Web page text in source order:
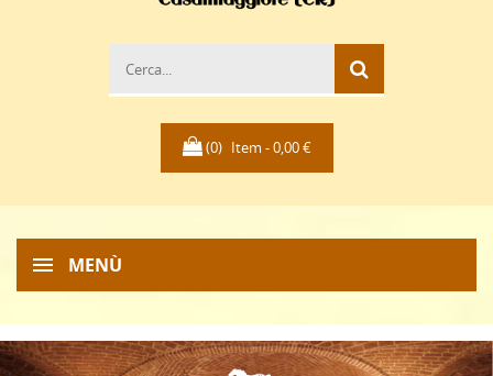
(0) Item -0,00 €
MENÙ